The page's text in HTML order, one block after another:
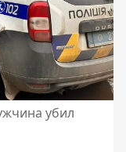
убил